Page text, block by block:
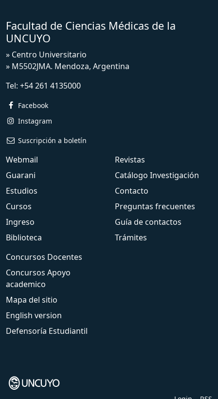
Facultad de Ciencias Médicas de la
UNCUYO
» Centro Universitario
» M5502JMA. Mendoza, Argentina
Tel: +54 261 4135000
Facebook
Instagram
Suscripción a boletín
Webmail
Guarani
Estudios
Cursos
Ingreso
Biblioteca
Revistas
Catálogo Investigación
Contacto
Preguntas frecuentes
Guía de contactos
Trámites
Concursos Docentes
Concursos Apoyo
academico
Mapa del sitio
English version
Defensoría Estudiantil